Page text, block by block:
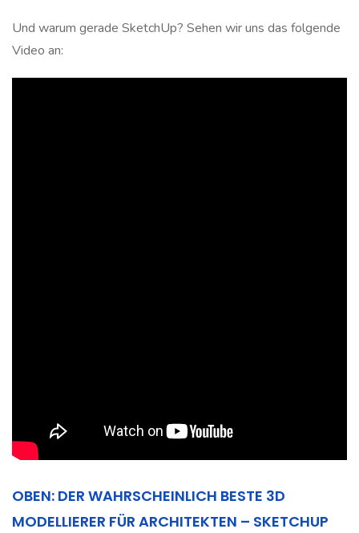
Und warum gerade SketchUp? Sehen wir uns das folgende
Video an:
OBEN: DER WAHRSCHEINLICH BESTE 3D
MODELLIERER FÜR ARCHITEKTEN – SKETCHUP